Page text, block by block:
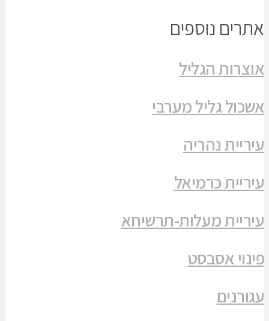
אתרים נוספים
אוצרות הגליל
אשכול גליל מערבי
עיריית נהריה
עיריית כרמיאל
עיריית מעלות-תרשיחא
פינוי אסבסט
עגורנים